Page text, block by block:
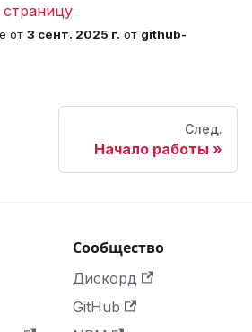
от 3 сент. 2025 г. от github-
След.
Начало работы
Сообщество
Дискорд
GitHub